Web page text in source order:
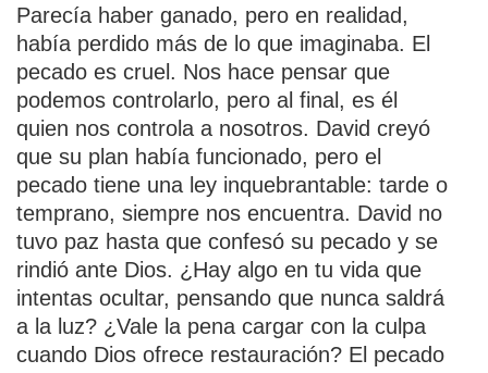
Parecía haber ganado, pero en realidad,
había perdido más de lo que imaginaba. El
pecado es cruel. Nos hace pensar que
podemos controlarlo, pero al final, es él
quien nos controla a nosotros. David creyó
que su plan había funcionado, pero el
pecado tiene una ley inquebrantable: tarde o
temprano, siempre nos encuentra. David no
tuvo paz hasta que confesó su pecado y se
rindió ante Dios. ¿Hay algo en tu vida que
intentas ocultar, pensando que nunca saldrá
a la luz? ¿Vale la pena cargar con la culpa
cuando Dios ofrece restauración? El pecado